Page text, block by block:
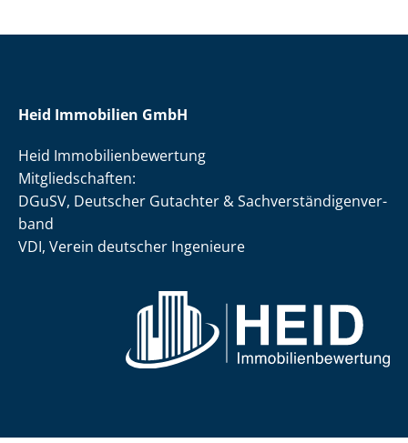
Heid Immobilien GmbH
Heid Im­mo­bi­li­en­be­wer­tung
Mit­glied­schaf­ten:
DGuSV, Deutscher Gutachter & Sach­ver­stän­di­gen­ver­
band
VDI, Verein deutscher Ingenieure